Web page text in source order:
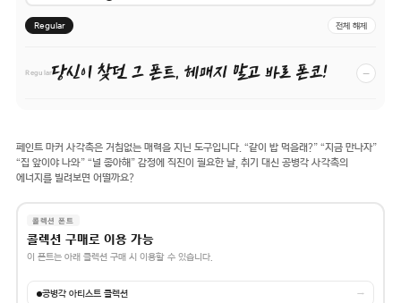
Regular 전체 해제
Regular당신이 찾던 그 폰트, 헤매지 말고 바로 폰코! −
페인트 마커 사각촉은 거침없는 매력을 지닌 도구입니다. “같이 밥 먹을래?” “지금 만나자”
“집 앞이야 나와” “널 좋아해” 감정에 직진이 필요한 날, 취기 대신 공병각 사각촉의
에너지를 빌려보면 어떨까요?
콜렉션 폰트
콜렉션 구매로 이용 가능
이 폰트는 아래 콜렉션 구매 시 이용할 수 있습니다.
공병각 아티스트 콜렉션 →